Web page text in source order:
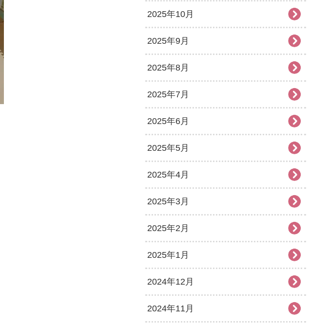
2025年10月
2025年9月
2025年8月
2025年7月
2025年6月
2025年5月
2025年4月
2025年3月
2025年2月
2025年1月
2024年12月
2024年11月